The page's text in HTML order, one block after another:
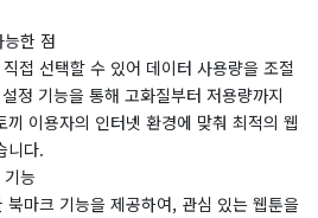
한 점
접 선택할 수 있어 데이터 사용량을 조절
정 기능을 통해 고화질부터 저용량까지
이용자의 인터넷 환경에 맞춰 최적의 웹
니다.
능
마크 기능을 제공하여, 관심 있는 웹툰을